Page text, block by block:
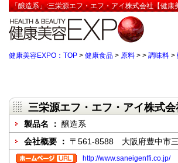
「醸造系」:三栄源エフ・エフ・アイ株式会社【健康
健康美容EXPO：TOP > 健康食品 > 原料 > > 調味料 >
三栄源エフ・エフ・アイ株式会
製品名 ： 醸造系
会社概要 ： 〒561-8588 大阪府豊中市
http://www.saneigenffi.co.jp/